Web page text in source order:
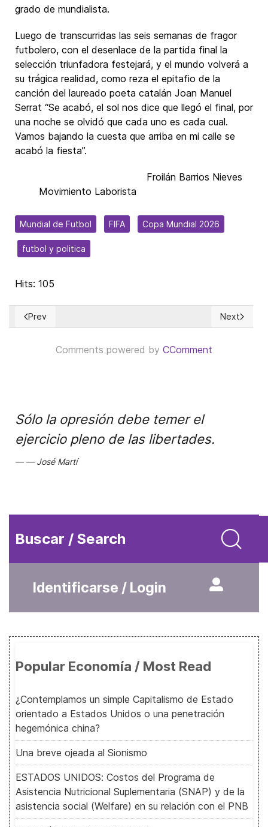
grado de mundialista.
Luego de transcurridas las seis semanas de fragor
futbolero, con el desenlace de la partida final la
selección triunfadora festejará, y el mundo volverá a
su trágica realidad, como reza el epitafio de la
canción del laureado poeta catalán Joan Manuel
Serrat “Se acabó, el sol nos dice que llegó el final, por
una noche se olvidó que cada uno es cada cual.
Vamos bajando la cuesta que arriba en mi calle se
acabó la fiesta”.
Froilán Barrios Nieves
Movimiento Laborista
Mundial de Futbol FIFA Copa Mundial 2026
futbol y politica
Hits: 105
Previous article: «Los oligopolios y el coeficiente
Prev Next
Next
Comments powered by CComment
Sólo la opresión debe temer el
ejercicio pleno de las libertades.
José Martí
Buscar / Search
Identificarse / Login
Popular Economía / Most Read
¿Contemplamos un simple Capitalismo de Estado
orientado a Estados Unidos o una penetración
hegemónica china?
Una breve ojeada al Sionismo
ESTADOS UNIDOS: Costos del Programa de
Asistencia Nutricional Suplementaria (SNAP) y de la
asistencia social (Welfare) en su relación con el PNB